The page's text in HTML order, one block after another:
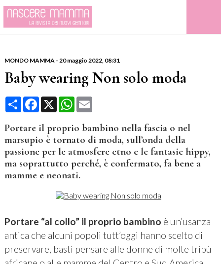
MONDO MAMMA- 20 maggio 2022, 08:31
Baby wearing Non solo moda
CondividiFacebook
X WhatsApp
Email
Portare il proprio bambino nella fascia o nel
marsupio è tornato di moda, sull’onda della
passione per le atmosfere etno e le fantasie hippy,
ma soprattutto perché, è confermato, fa bene a
mamme e neonati.
Portare “al collo” il proprio bambino è un’usanza
antica che alcuni popoli tutt’oggi hanno scelto di
preservare, basti pensare alle donne di molte tribù